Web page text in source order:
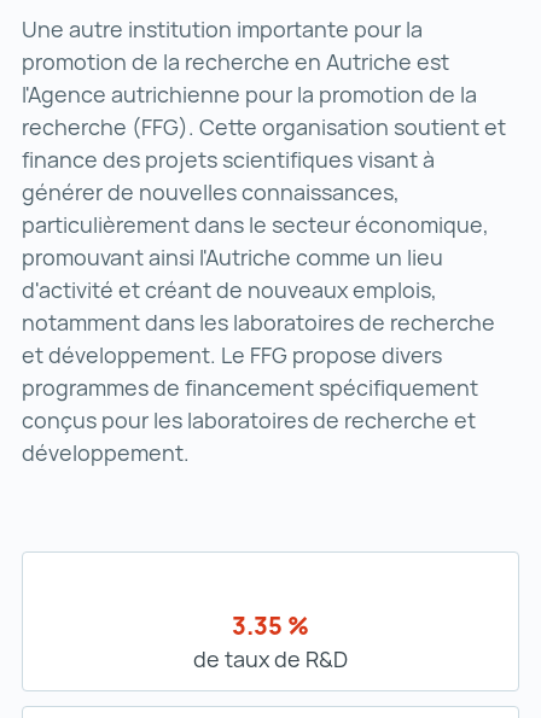
Une autre institution importante pour la
promotion de la recherche en Autriche est
l'Agence autrichienne pour la promotion de la
recherche (FFG). Cette organisation soutient et
finance des projets scientifiques visant à
générer de nouvelles connaissances,
particulièrement dans le secteur économique,
promouvant ainsi l'Autriche comme un lieu
d'activité et créant de nouveaux emplois,
notamment dans les laboratoires de recherche
et développement. Le FFG propose divers
programmes de financement spécifiquement
conçus pour les laboratoires de recherche et
développement.
3.35 %
de taux de R&D